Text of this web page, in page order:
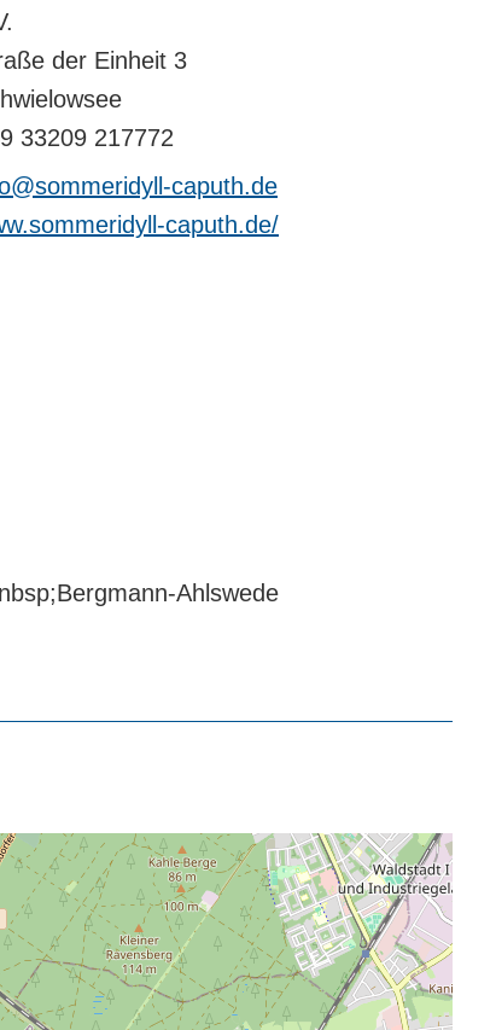
der Einheit 3
33209 217772
caputh.de
caputh.de/
Ahlswede